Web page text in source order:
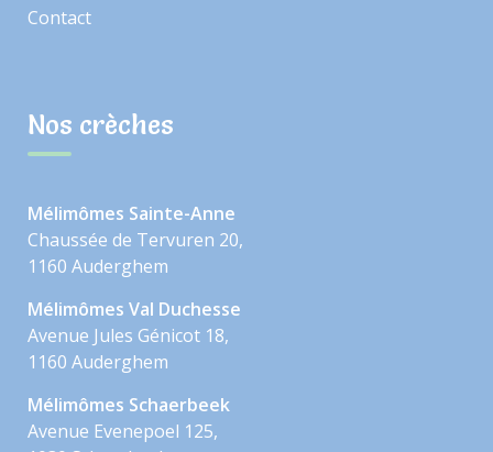
Contact
Nos crèches
Mélimômes Sainte-Anne
Chaussée de Tervuren 20,
1160 Auderghem
Mélimômes Val Duchesse
Avenue Jules Génicot 18,
1160 Auderghem
Mélimômes Schaerbeek
Avenue Evenepoel 125,